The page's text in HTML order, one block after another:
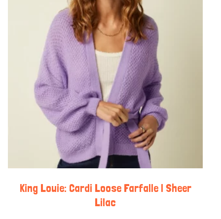
King Louie: Cardi Loose Farfalle | Sheer
Lilac